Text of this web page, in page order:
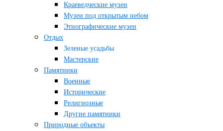
Краеведческие музеи
Музеи под открытым небом
Этнографические музеи
Отдых
Зеленые усадьбы
Мастерские
Памятники
Военные
Исторические
Религиозные
Другие памятники
Природные объекты